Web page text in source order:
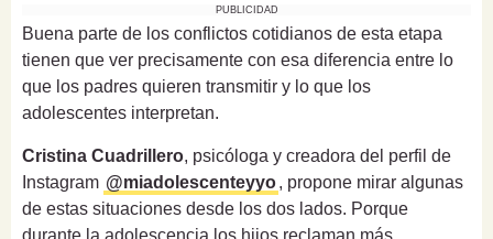
PUBLICIDAD
Buena parte de los conflictos cotidianos de esta etapa
tienen que ver precisamente con esa diferencia entre lo
que los padres quieren transmitir y lo que los
adolescentes interpretan.
Cristina Cuadrillero, psicóloga y creadora del perfil de
Instagram @miadolescenteyyo, propone mirar algunas
de estas situaciones desde los dos lados. Porque
durante la adolescencia los hijos reclaman más